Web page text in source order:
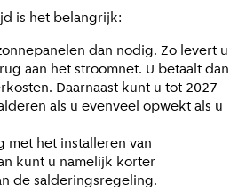
is het belangrijk:
dan nodig. Zo levert u
aan het stroomnet. U betaalt dan
Daarnaast kunt u tot 2027
als u evenveel opwekt als u
met het installeren van
kunt u namelijk korter
de salderingsregeling.